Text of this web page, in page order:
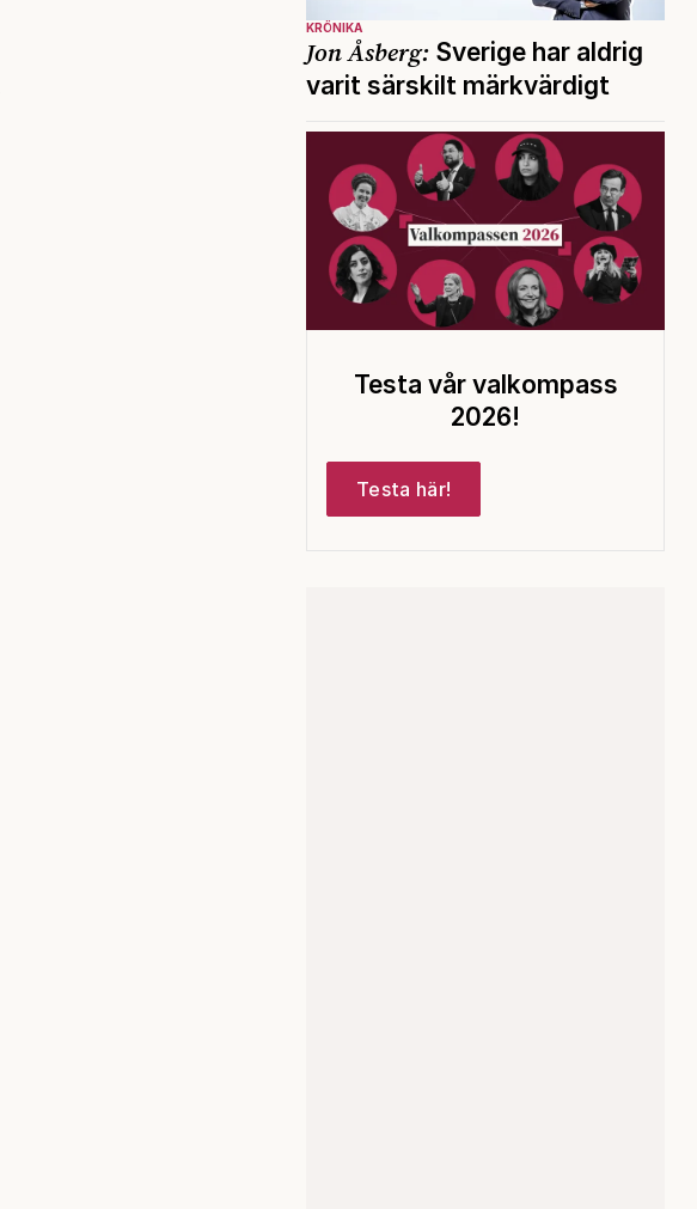
KRÖNIKA
Jon Åsberg: Sverige har aldrig
varit särskilt märkvärdigt
Testa vår valkompass
2026!
Testa här!